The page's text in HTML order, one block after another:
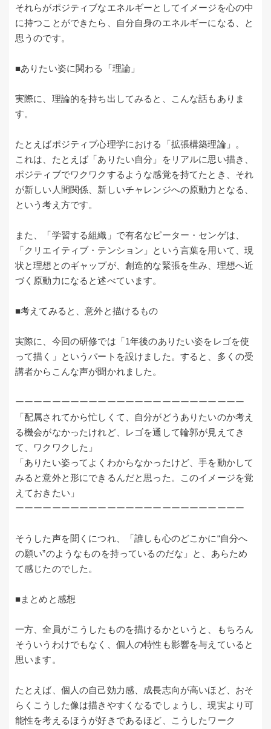
それらがポジティブなエネルギーとしてイメージを心の中
に持つことができたら、自分自身のエネルギーになる、と
思うのです。
■ありたい姿に関わる「理論」
実際に、理論的を持ち出してみると、こんな話もありま
す。
たとえばポジティブ心理学における「拡張構築理論」。
これは、たとえば「ありたい自分」をリアルに思い描き、
ポジティブでワクワクするような感覚を持てたとき、それ
が新しい人間関係、新しいチャレンジへの原動力となる、
という考え方です。
また、「学習する組織」で有名なピーター・センゲは、
「クリエイティブ・テンション」という言葉を用いて、現
状と理想とのギャップが、創造的な緊張を生み、理想へ近
づく原動力になると述べています。
■考えてみると、意外と描けるもの
実際に、今回の研修では「1年後のありたい姿をレゴを使
って描く」というパートを設けました。すると、多くの受
講者からこんな声が聞かれました。
ーーーーーーーーーーーーーーーーーーーーーーーーー
「配属されてから忙しくて、自分がどうありたいのか考え
る機会がなかったけれど、レゴを通して輪郭が見えてき
て、ワクワクした」
「ありたい姿ってよくわからなかったけど、手を動かして
みると意外と形にできるんだと思った。このイメージを覚
えておきたい」
ーーーーーーーーーーーーーーーーーーーーーーーーー
そうした声を聞くにつれ、「誰しも心のどこかに“自分へ
の願い”のようなものを持っているのだな」と、あらため
て感じたのでした。
■まとめと感想
一方、全員がこうしたものを描けるかというと、もちろん
そういうわけでもなく、個人の特性も影響を与えていると
思います。
たとえば、個人の自己効力感、成長志向が高いほど、おそ
らくこうした像は描きやすくなるでしょうし、現実より可
能性を考えるほうが好きであるほど、こうしたワーク